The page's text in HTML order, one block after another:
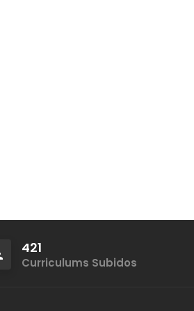
421
Curriculums Subidos